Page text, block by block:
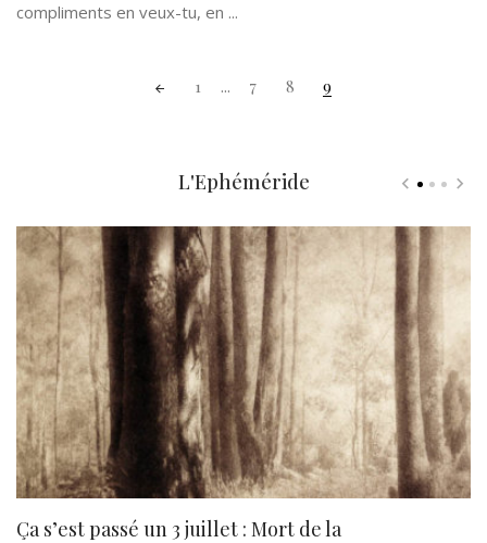
compliments en veux-tu, en ...
1 ... 7 8 9
L'Ephéméride
Ça s’est passé un 3 juillet : Mort de la